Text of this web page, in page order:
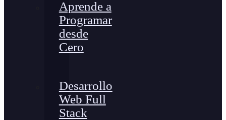
Aprende a
Programar
desde
Cero
Desarrollo
Web Full
Stack